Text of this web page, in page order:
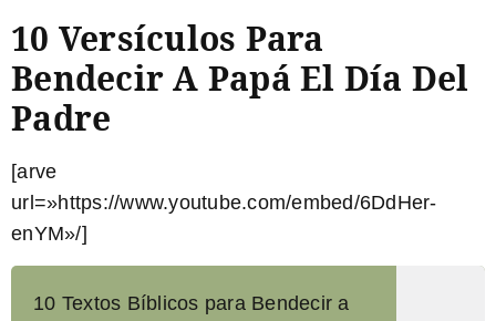
10 Versículos Para
Bendecir A Papá El Día Del
Padre
[arve
url=»https://www.youtube.com/embed/6DdHer-
enYM»/]
10 Textos Bíblicos para Bendecir a